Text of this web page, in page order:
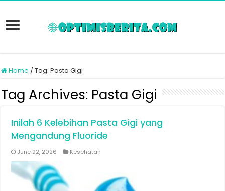
Home /Tag:Pasta Gigi
Tag Archives: Pasta Gigi
Inilah 6 Kelebihan Pasta Gigi yang
Mengandung Fluoride
June 22, 2026 Kesehatan